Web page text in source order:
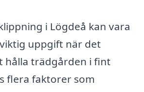
i Lögdeå kan vara
uppgift när det
hålla trädgården i fint
flera faktorer som